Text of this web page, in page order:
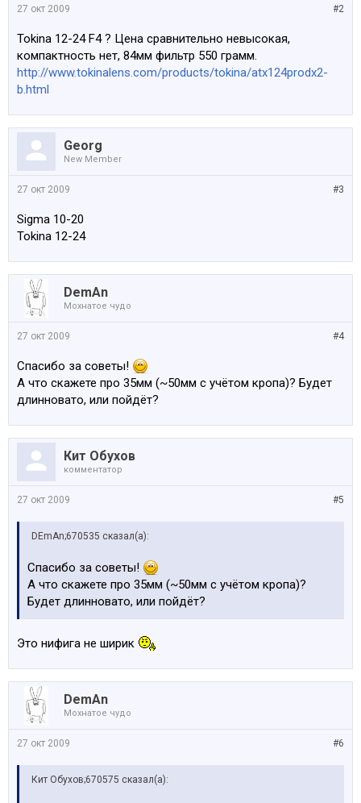
#2
27 окт 2009
Tokina 12-24 F4 ? Цена сравнительно невысокая,
компактность нет, 84мм фильтр 550 грамм.
http://www.tokinalens.com/products/tokina/atx124prodx2-
b.html
Georg
New Member
#3
27 окт 2009
Sigma 10-20
Tokina 12-24
DemAn
Мохнатое чудо
#4
27 окт 2009
Спасибо за советы!
А что скажете про 35мм (~50мм с учётом кропа)? Будет
длинновато, или пойдёт?
Кит Обухов
комментатор
#5
27 окт 2009
DEmAn;670535 сказал(а):
Спасибо за советы!
А что скажете про 35мм (~50мм с учётом кропа)?
Будет длинновато, или пойдёт?
Это нифига не ширик
DemAn
Мохнатое чудо
#6
27 окт 2009
Кит Обухов;670575 сказал(а):